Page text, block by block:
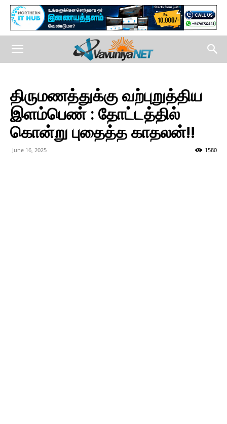
திருமணத்துக்கு வற்புறுத்திய
இளம்பெண் : தோட்டத்தில்
கொன்று புதைத்த காதலன்!!
June 16, 2025 1580